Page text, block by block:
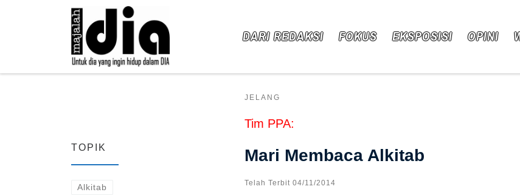
Skip to content
DARI REDAKSI FOKUS EKSPOSISI OPINI
JELANG
Tim PPA:
Mari Membaca Alkitab
Telah Terbit 04/11/2014
TOPIK
Alkitab